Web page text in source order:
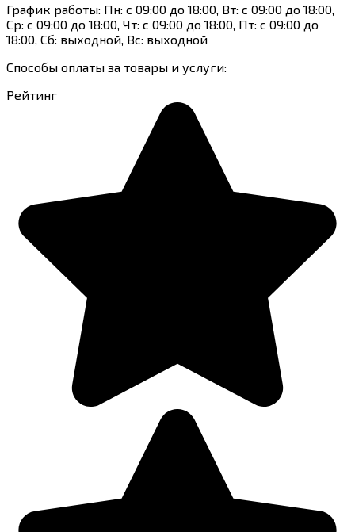
График работы: Пн: с 09:00 до 18:00, Вт: с 09:00 до 18:00,
Ср: с 09:00 до 18:00, Чт: с 09:00 до 18:00, Пт: с 09:00 до
18:00, Сб: выходной, Вс: выходной
Способы оплаты за товары и услуги:
Рейтинг